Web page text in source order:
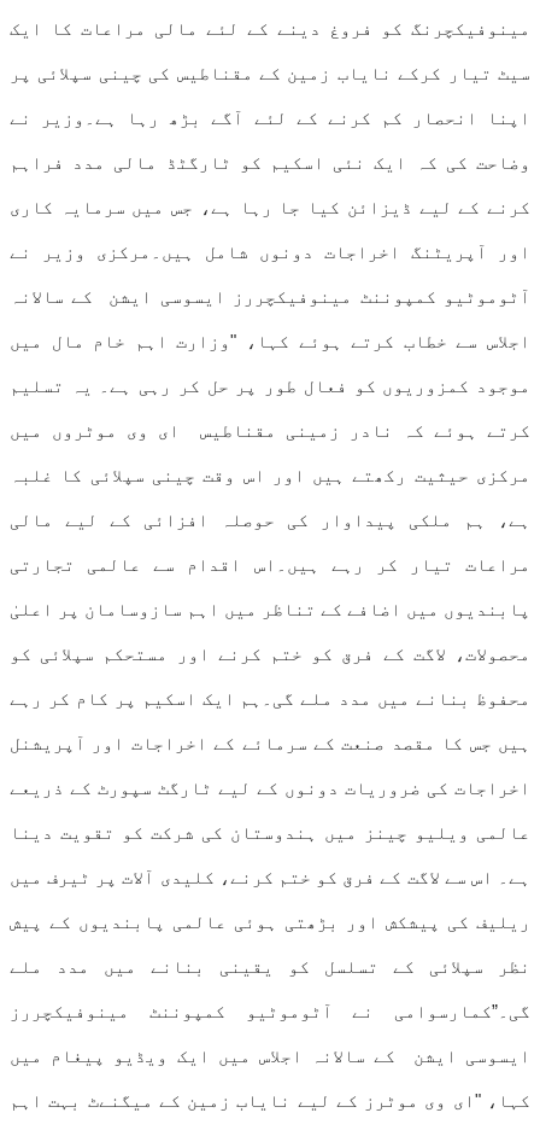
مینوفیکچرنگ کو فروغ دینے کے لئے مالی مراعات کا ایک
سیٹ تیار کرکے نایاب زمین کے مقناطیس کی چینی سپلائی پر
اپنا انحصار کم کرنے کے لئے آگے بڑھ رہا ہے۔وزیر نے
وضاحت کی کہ ایک نئی اسکیم کو ٹارگٹڈ مالی مدد فراہم
کرنے کے لیے ڈیزائن کیا جا رہا ہے، جس میں سرمایہ کاری
اور آپریٹنگ اخراجات دونوں شامل ہیں۔مرکزی وزیر نے
آٹوموٹیو کمپوننٹ مینوفیکچررز ایسوسی ایشن کے سالانہ
اجلاس سے خطاب کرتے ہوئے کہا، "وزارت اہم خام مال میں
موجود کمزوریوں کو فعال طور پر حل کر رہی ہے۔ یہ تسلیم
کرتے ہوئے کہ نادر زمینی مقناطیس ای وی موٹروں میں
مرکزی حیثیت رکھتے ہیں اور اس وقت چینی سپلائی کا غلبہ
ہے، ہم ملکی پیداوار کی حوصلہ افزائی کے لیے مالی
مراعات تیار کر رہے ہیں۔اس اقدام سے عالمی تجارتی
پابندیوں میں اضافے کے تناظر میں اہم سازوسامان پر اعلیٰ
محصولات، لاگت کے فرق کو ختم کرنے اور مستحکم سپلائی کو
محفوظ بنانے میں مدد ملے گی۔ہم ایک اسکیم پر کام کر رہے
ہیں جس کا مقصد صنعت کے سرمائے کے اخراجات اور آپریشنل
اخراجات کی ضروریات دونوں کے لیے ٹارگٹ سپورٹ کے ذریعے
عالمی ویلیو چینز میں ہندوستان کی شرکت کو تقویت دینا
ہے۔ اس سے لاگت کے فرق کو ختم کرنے، کلیدی آلات پر ٹیرف میں
ریلیف کی پیشکش اور بڑھتی ہوئی عالمی پابندیوں کے پیش
نظر سپلائی کے تسلسل کو یقینی بنانے میں مدد ملے
گی۔”کمارسوامی نے آٹوموٹیو کمپوننٹ مینوفیکچررز
ایسوسی ایشن کے سالانہ اجلاس میں ایک ویڈیو پیغام میں
کہا، "ای وی موٹرز کے لیے نایاب زمین کے میگنےٹ بہت اہم